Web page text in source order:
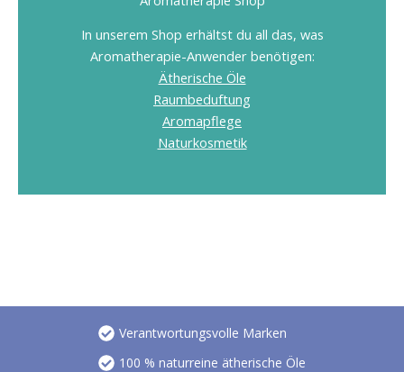
In unserem Shop erhältst du all das, was
Aromatherapie-Anwender benötigen:
Ätherische Öle
Raumbeduftung
Aromapflege
Naturkosmetik
Verantwortungsvolle Marken
100 % naturreine ätherische Öle